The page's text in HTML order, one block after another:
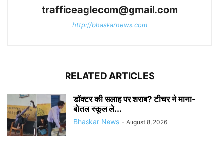
trafficeaglecom@gmail.com
http://bhaskarnews.com
RELATED ARTICLES
डॉक्टर की सलाह पर शराब? टीचर ने माना-
बोतल स्कूल ले...
Bhaskar News - August 8, 2026